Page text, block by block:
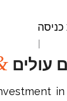
עולים